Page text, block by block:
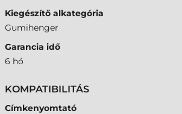
Kiegészítő alkategória
Gumihenger
Garancia idő
6 hó
KOMPATIBILITÁS
Címkenyomtató